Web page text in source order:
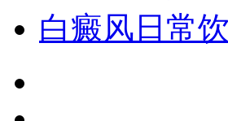
白癜风日常